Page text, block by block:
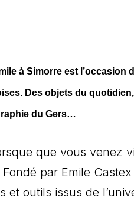
à Simorre est
Des objets du
du Gers…
que vous venez
Fondé par Emile
et outils issus de